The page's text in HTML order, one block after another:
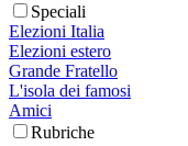
Speciali
Elezioni Italia
Elezioni estero
Grande Fratello
L'isola dei famosi
Amici
Rubriche